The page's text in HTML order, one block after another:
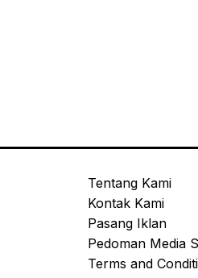
Tentang Kami
Kontak Kami
Pasang Iklan
Pedoman Media
Terms and